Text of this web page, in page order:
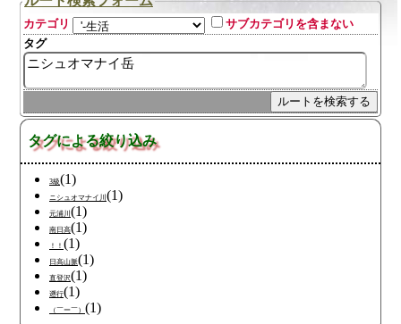
カテゴリ
サブカテゴリを含まない
タグ
タグによる絞り込み
3級(1)
ニシュオマナイ川(1)
元浦川(1)
南日高(1)
！！ (1)
日高山脈(1)
直登沢(1)
遡行(1)
（￣ー￣） (1)